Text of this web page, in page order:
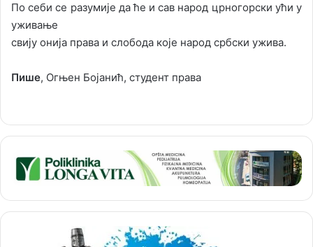
По себи се разумије да ће и сав народ црногорски ући у
уживање
свију онија права и слобода које народ србски ужива.
Пише, Огњен Бојанић, студент права